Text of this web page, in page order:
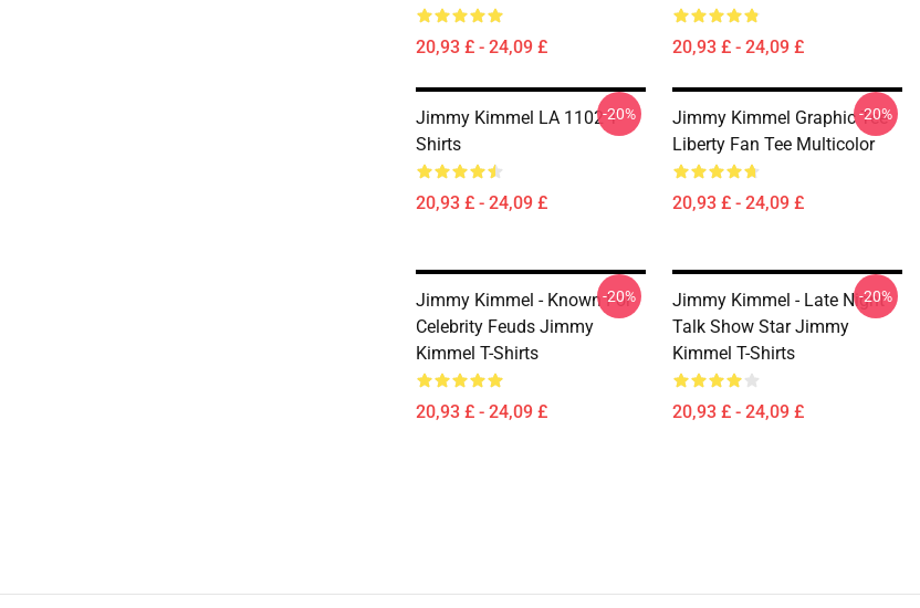
20,93 £ - 24,09 £ 20,93 £ - 24,09 £
Jimmy Kimmel LA 1102 T-
Shirts
20,93 £ - 24,09 £
-20%
Jimmy Kimmel Graphic Tee
Liberty Fan Tee Multicolor
20,93 £ - 24,09 £
-20%
Jimmy Kimmel - Known For
Celebrity Feuds Jimmy
Kimmel T-Shirts
20,93 £ - 24,09 £
-20%
Jimmy Kimmel - Late Night
Talk Show Star Jimmy
Kimmel T-Shirts
20,93 £ - 24,09 £
-20%